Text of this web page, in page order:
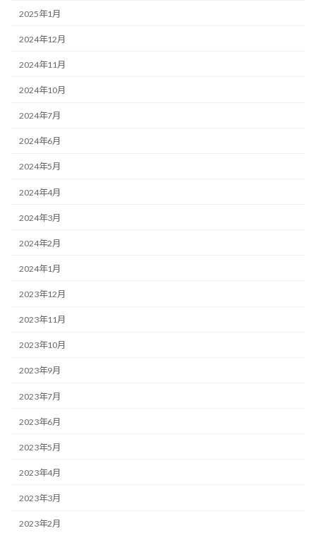
2025年1月
2024年12月
2024年11月
2024年10月
2024年7月
2024年6月
2024年5月
2024年4月
2024年3月
2024年2月
2024年1月
2023年12月
2023年11月
2023年10月
2023年9月
2023年7月
2023年6月
2023年5月
2023年4月
2023年3月
2023年2月